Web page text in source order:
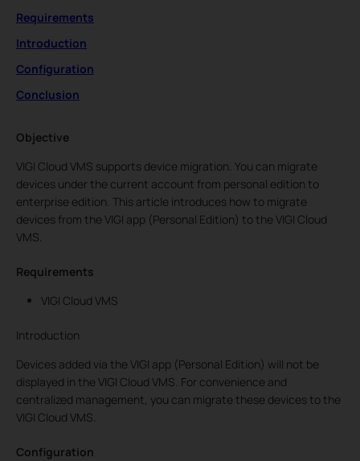
Requirements
Introduction
Configuration
Conclusion
Objective
VIGI Cloud VMS supports device migration. You can migrate
devices under the current account from personal edition to
enterprise edition. This article introduces how to migrate
devices from the VIGI app (Personal Edition) to the VIGI Cloud
VMS.
Requirements
VIGI Cloud VMS
Introduction
Devices added via the VIGI app (Personal Edition) will not be
displayed in the VIGI Cloud VMS. For convenience and
centralized management, you can migrate these devices to the
VIGI Cloud VMS.
Configuration